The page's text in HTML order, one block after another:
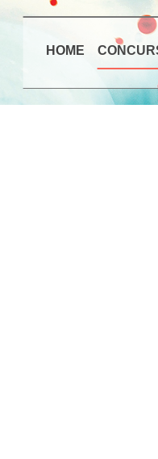
HOME